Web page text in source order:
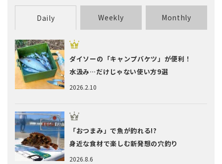
Daily Weekly Monthly
2026.2.10
ダイソーの「キャンプバケツ」が便利！
水汲み…だけじゃない使い方9選
2026.8.6
「おつまみ」で魚が釣れる!?
身近な食材で楽しむ新発想の穴釣り